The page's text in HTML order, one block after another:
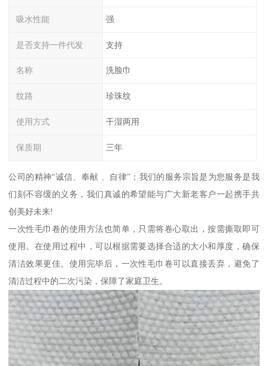
吸水性能 强
是否支持一件代发 支持
名称 洗脸巾
纹路 珍珠纹
使用方式 干湿两用
保质期 三年
公司的精神“诚信、奉献 、自律”；我们的服务宗旨是为您服务是我
们刻不容缓的义务，我们真诚的希望能与广大新老客户一起携手共
创美好未来!
一次性毛巾卷的使用方法也简单，只需将卷心取出，按需撕取即可
使用。在使用过程中，可以根据需要选择合适的大小和厚度，确保
清洁效果更佳。使用完毕后，一次性毛巾卷可以直接丢弃，避免了
清洁过程中的二次污染，保障了家庭卫生。